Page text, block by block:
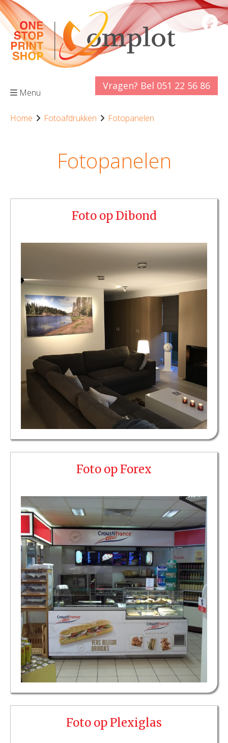
Menu
Vragen? Bel 051 22 56 86
Home Fotoafdrukken Fotopanelen
Fotopanelen
Foto op Dibond
Foto op Forex
Foto op Plexiglas